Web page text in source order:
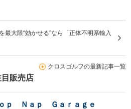
大限“効かせる”なら「正体不明系輸入
クロスゴルフの最新記事一覧
販売店
ｐ Ｎａｐ Ｇａｒａｇｅ